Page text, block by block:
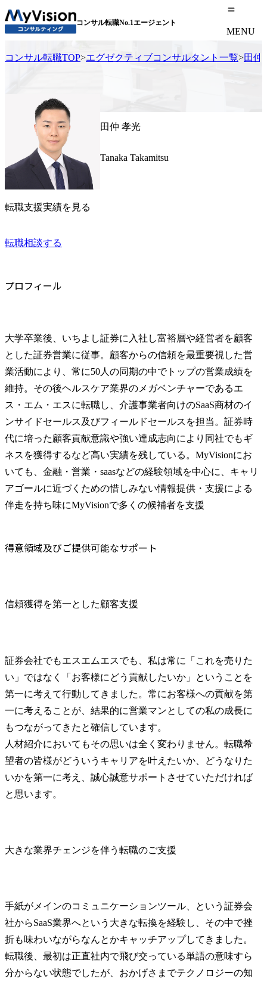
コンサル転職No.1エージェント
MENU
コンサル転職TOP>エグゼクティブコンサルタント一覧>田仲
田仲 孝光
Tanaka Takamitsu
プロフィール
大学卒業後、いちよし証券に入社し富裕層や経営者を顧客
とした証券営業に従事。顧客からの信頼を最重要視した営
業活動により、常に50人の同期の中でトップの営業成績を
維持。その後ヘルスケア業界のメガベンチャーであるエ
ス・エム・エスに転職し、介護事業者向けのSaaS商材のイ
ンサイドセールス及びフィールドセールスを担当。証券時
代に培った顧客貢献意識や強い達成志向により同社でもギ
ネスを獲得するなど高い実績を残している。MyVisionにお
いても、金融・営業・saasなどの経験領域を中心に、キャリ
アゴールに近づくための惜しみない情報提供・支援による
伴走を持ち味にMyVisionで多くの候補者を支援
転職支援実績を見る
転職相談する
得意領域及びご提供可能なサポート
信頼獲得を第一とした顧客支援
証券会社でもエスエムエスでも、私は常に「これを売りた
い」ではなく「お客様にどう貢献したいか」ということを
第一に考えて行動してきました。常にお客様への貢献を第
一に考えることが、結果的に営業マンとしての私の成長に
もつながってきたと確信しています。
人材紹介においてもその思いは全く変わりません。転職希
望者の皆様がどういうキャリアを叶えたいか、どうなりた
いかを第一に考え、誠心誠意サポートさせていただければ
と思います。
大きな業界チェンジを伴う転職のご支援
手紙がメインのコミュニケーションツール、という証券会
社からSaaS業界へという大きな転換を経験し、その中で挫
折も味わいながらなんとかキャッチアップしてきました。
転職後、最初は正直社内で飛び交っている単語の意味すら
分からない状態でしたが、おかげさまでテクノロジーの知